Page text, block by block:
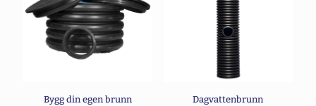
Bygg din egen brunn Dagvattenbrunn